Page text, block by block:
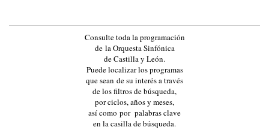
N
Consulte toda la programación
de la Orquesta Sinfónica
de Castilla y León.
Puede localizar los programas
que sean de su interés a través
de los filtros de búsqueda,
por ciclos, años y meses,
así como por palabras clave
en la casilla de búsqueda.